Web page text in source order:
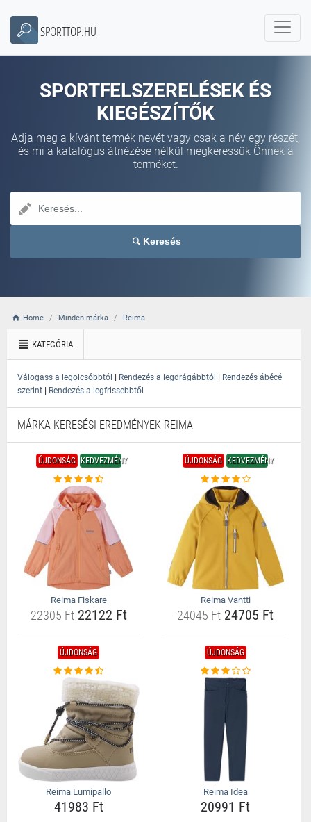
SPORTTOP.HU
SPORTFELSZERELÉSEK ÉS
KIEGÉSZÍTŐK
Adja meg a kívánt termék nevét vagy csak a név egy részét,
és mi a katalógus átnézése nélkül megkeressük Önnek a
terméket.
Keresés
Home Minden márka Reima
KATEGÓRIA
Válogass a legolcsóbbtól | Rendezés a legdrágábbtól | Rendezés ábécé
szerint | Rendezés a legfrissebbtől
MÁRKA KERESÉSI EREDMÉNYEK REIMA
ÚJDONSÁG KEDVEZMÉNY
Reima Fiskare
22305 Ft22122 Ft
ÚJDONSÁG KEDVEZMÉNY
Reima Vantti
24045 Ft24705 Ft
ÚJDONSÁG
Reima Lumipallo
41983 Ft
ÚJDONSÁG
Reima Idea
20991 Ft